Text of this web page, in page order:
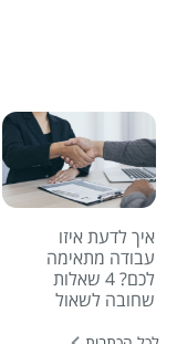
איך לדעת איזו
עבודה מתאימה
לכם? 4 שאלות
שחובה לשאול